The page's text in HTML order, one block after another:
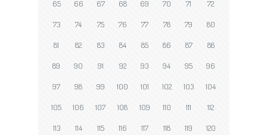
65 66 67 68 69 70 71 72
73 74 75 76 77 78 79 80
81 82 83 84 85 86 87 88
89 90 91 92 93 94 95 96
97 98 99 100 101 102 103 104
105 106 107 108 109 110 111 112
113 114 115 116 117 118 119 120